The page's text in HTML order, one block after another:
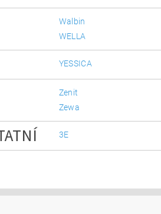
Walbin
WELLA
YESSICA
Zenit
Zewa
3E